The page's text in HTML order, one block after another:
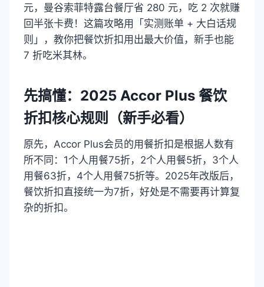
元，曼谷索菲特露台餐厅省 280 元，吃 2 次就赚
回半张卡费！这篇攻略用「实测账单 + 大白话规
则」，教你把餐饮折扣用出最大价值，新手也能
7 折吃米其林。​
先搞懂：2025 Accor Plus 餐饮
折扣核心规则（新手必看）​
原先，Accor Plus会员的用餐折扣是根据人数有
所不同：1个人用餐75折，2个人用餐5折，3个人
用餐63折，4个人用餐75折等。2025年改版后，
餐饮折扣直接统一为7折，好处是不需要再计算复
杂的折扣。